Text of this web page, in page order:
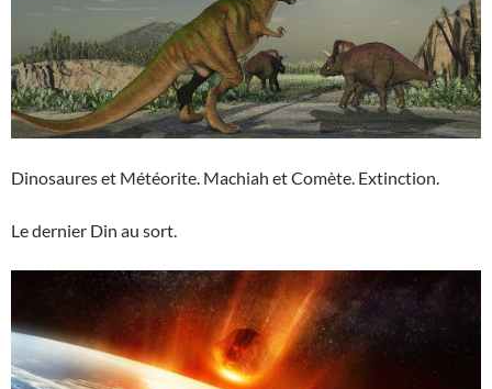
Dinosaures et Météorite. Machiah et Comète. Extinction.
Le dernier Din au sort.